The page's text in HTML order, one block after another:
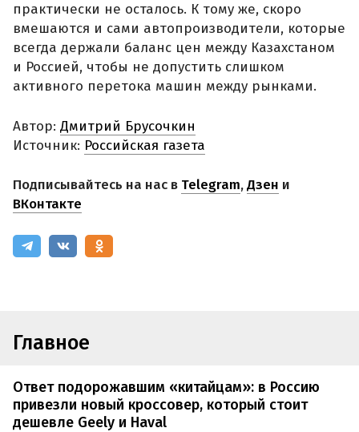
практически не осталось. К тому же, скоро
вмешаются и сами автопроизводители, которые
всегда держали баланс цен между Казахстаном
и Россией, чтобы не допустить слишком
активного перетока машин между рынками.
Автор: Дмитрий Брусочкин
Источник: Российская газета
Подписывайтесь на нас в Telegram,Дзен и
ВКонтакте
Главное
Ответ подорожавшим «китайцам»: в Россию
привезли новый кроссовер, который стоит
дешевле Geely и Haval